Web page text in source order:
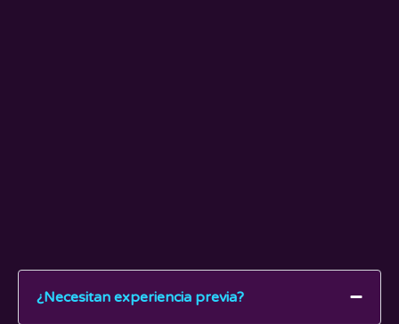
¿Necesitan experiencia previa?